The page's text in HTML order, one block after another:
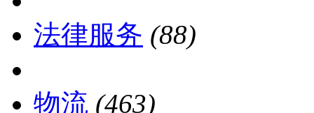
法律服务 (88)
物流 (463)